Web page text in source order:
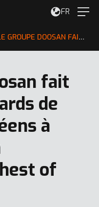
FR
DOOSAN FAIT DON DE 3 MILLIARDS DE WONS SUD-CORÉENS À L’ORGANISATION COMMUNITY CHEST OF KOREA
fait
de
à
of